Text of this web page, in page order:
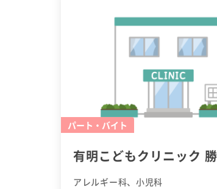
パート・バイト
有明こどもクリニック
アレルギー科、小児科